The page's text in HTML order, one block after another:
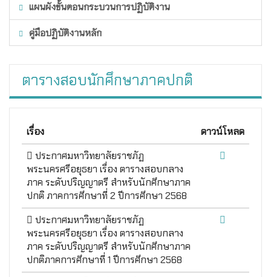
แผนผังขั้นตอนกระบวนการปฏิบัติงาน
คู่มือปฏิบัติงานหลัก
ตารางสอบนักศึกษาภาคปกติ
เรื่อง
ดาวน์โหลด
ประกาศมหาวิทยาลัยราชภัฏ
พระนครศรีอยุธยา เรื่อง ตารางสอบกลาง
ภาค ระดับปริญญาตรี สำหรับนักศึกษาภาค
ปกติ ภาคการศึกษาที่ 2 ปีการศึกษา 2568
ประกาศมหาวิทยาลัยราชภัฏ
พระนครศรีอยุธยา เรื่อง ตารางสอบกลาง
ภาค ระดับปริญญาตรี สำหรับนักศึกษาภาค
ปกติภาคการศึกษาที่ 1 ปีการศึกษา 2568